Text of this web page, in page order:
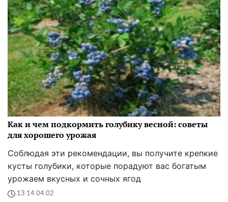
Как и чем подкормить голубику весной: советы
для хорошего урожая
Соблюдая эти рекомендации, вы получите крепкие
кусты голубики, которые порадуют вас богатым
урожаем вкусных и сочных ягод
13:14 04.02